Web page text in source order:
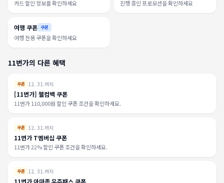
카드 할인 정보를 확인하세요 진행 중인 프로모션을 확인하세요
여행 쿠폰 쿠폰
여행 전용 쿠폰을 확인하세요
11번가의 다른 혜택
쿠폰 12. 31.까지
[11번가] 웰컴백 쿠폰
11번가 110,000원 할인 쿠폰 조건을 확인하세요.
쿠폰 12. 31.까지
11번가 T멤버십 쿠폰
11번가 22% 할인 쿠폰 조건을 확인하세요.
쿠폰 12. 31.까지
11번가 아마존 우주패스 쿠폰